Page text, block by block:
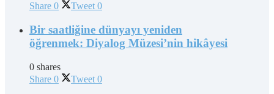
Share 0 Tweet 0
Bir saatliğine dünyayı yeniden
öğrenmek: Diyalog Müzesi’nin hikâyesi
0 shares
Share 0 Tweet 0